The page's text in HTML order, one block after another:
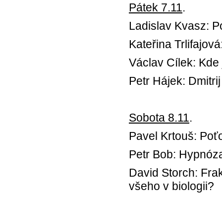
Pátek 7.11.
Ladislav Kvasz:
Kateřina
Václav Cílek:
Petr Hájek:
Sobota 8.11.
Pavel Krtouš:
Petr Bob:
David Storch:
všeho v biologii?